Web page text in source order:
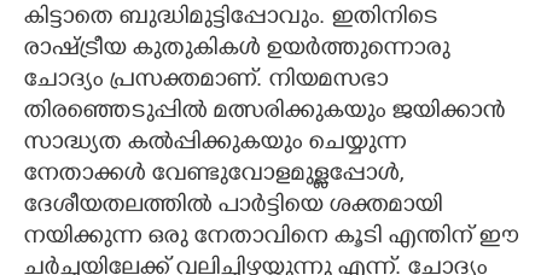
കിട്ടാതെ ബുദ്ധിമുട്ടിപ്പോവും. ഇതിനിടെ
രാഷ്ട്രീയ കുതുകികൾ ഉയർത്തുന്നൊരു
ചോദ്യം പ്രസക്തമാണ്. നിയമസഭാ
തിരഞ്ഞെടുപ്പിൽ മത്സരിക്കുകയും ജയിക്കാൻ
സാദ്ധ്യത കൽപ്പിക്കുകയും ചെയ്യുന്ന
നേതാക്കൾ വേണ്ടുവോളമുള്ളപ്പോൾ,
ദേശീയതലത്തിൽ പാർട്ടിയെ ശക്തമായി
നയിക്കുന്ന ഒരു നേതാവിനെ കൂടി എന്തിന് ഈ